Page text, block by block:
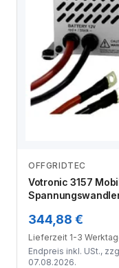
OFFGRIDTEC
Votronic 3157
344,88 €
Lieferzeit 1-3
Endpreis inkl. USt.,
07.08.2026.